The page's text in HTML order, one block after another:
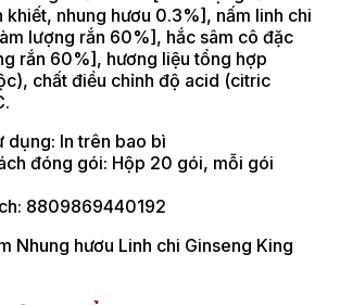
khiết, nhung hươu 0.3%], nấm linh chi
lượng rắn 60%], hắc sâm cô đặc
rắn 60%], hương liệu tổng hợp
chất điều chỉnh độ acid (citric
dụng: In trên bao bì
đóng gói: Hộp 20 gói, mỗi gói
8809869440192